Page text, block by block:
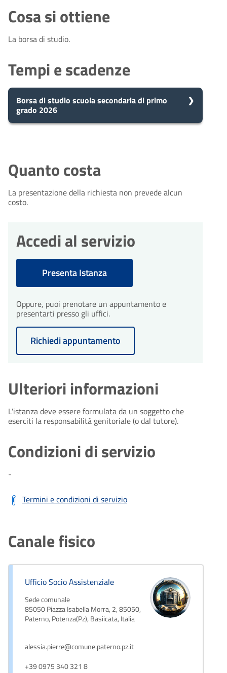
Cosa si ottiene
La borsa di studio.
Tempi e scadenze
Borsa di studio scuola secondaria di primo
grado 2026
procedimento e prenderà in carico
la tua domanda in 5 giorni.
giorni integrazioni
Durante l'istruttoria, potrebbero
comune ti invierà una richiesta di
integrazioni entro 10 giorni
dall'avvio del procedimento.
30
giorni
Conclusione del
procedimento
Il procedimento amministrativo
Quanto costa
La presentazione della richiesta non prevede alcun
costo.
Accedi al servizio
Presenta Istanza
Oppure, puoi prenotare un appuntamento e
presentarti presso gli uffici.
Richiedi appuntamento
Ulteriori informazioni
L'istanza deve essere formulata da un soggetto che
eserciti la responsabilità genitoriale (o dal tutore).
Condizioni di servizio
-
Termini e condizioni di servizio
Canale fisico
Ufficio Socio Assistenziale
Sede comunale
85050 Piazza Isabella Morra, 2, 85050,
Paterno, Potenza(Pz), Basiicata, Italia
alessia.pierre@comune.paterno.pz.it
+39 0975 340 321 8